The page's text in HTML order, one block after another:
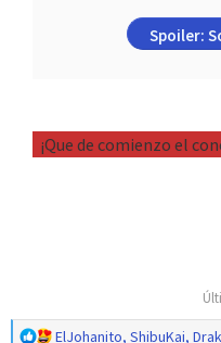
Spoiler:
¡Que de comienzo el
R
ElJohanito, ShibuKai,